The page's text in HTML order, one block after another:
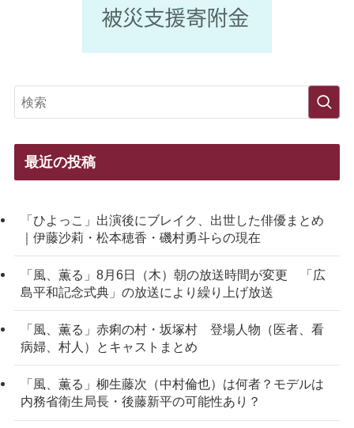
最近の投稿
「ひよっこ」出演後にブレイク、出世した俳優まとめ
｜伊藤沙莉・松本穂香・磯村勇斗らの現在
「風、薫る」8月6日（木）朝の放送時間が変更 「広
島平和記念式典」の放送により繰り上げ放送
「風、薫る」赤痢の村・坂塚村 登場人物（医者、看
病婦、村人）とキャストまとめ
「風、薫る」柳生藤次（中村倫也）は何者？モデルは
内務省衛生局長・後藤新平の可能性あり？